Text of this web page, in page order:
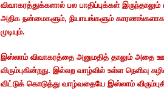
விவாகரத்துக்களால் பல பாதிப்புக்கள்
அதிக நன்மைகளும், நியாயங்களும்
முடியும்.
இஸ்லாம் விவாகரத்தை அனுமதித் தாலும் அதை
விரும்புகின்றது. இல்லற வாழ்வில் உள்ள நெளிவு
விட்டுக் கொடுத்து வாழ்வதையே இஸ்லாம்